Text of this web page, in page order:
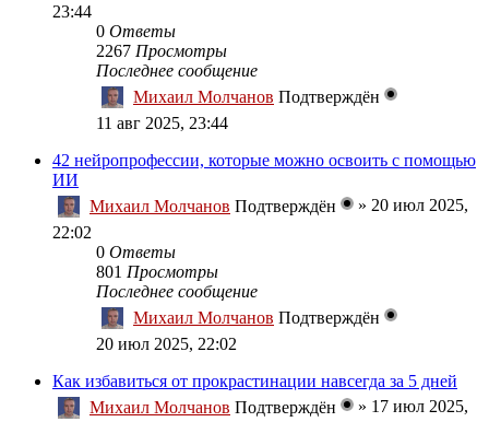
23:44
0 Ответы
2267 Просмотры
Последнее сообщение
Михаил Молчанов Подтверждён
11 авг 2025, 23:44
42 нейропрофессии, которые можно освоить с помощью
ИИ
Михаил Молчанов Подтверждён » 20 июл 2025,
22:02
0 Ответы
801 Просмотры
Последнее сообщение
Михаил Молчанов Подтверждён
20 июл 2025, 22:02
Как избавиться от прокрастинации навсегда за 5 дней
Михаил Молчанов Подтверждён » 17 июл 2025,